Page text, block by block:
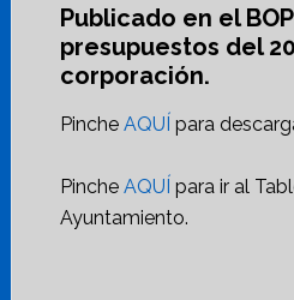
Publicado en el
presupuestos del
corporación.
Pinche AQUÍ para
Pinche AQUÍ para ir al
Ayuntamiento.